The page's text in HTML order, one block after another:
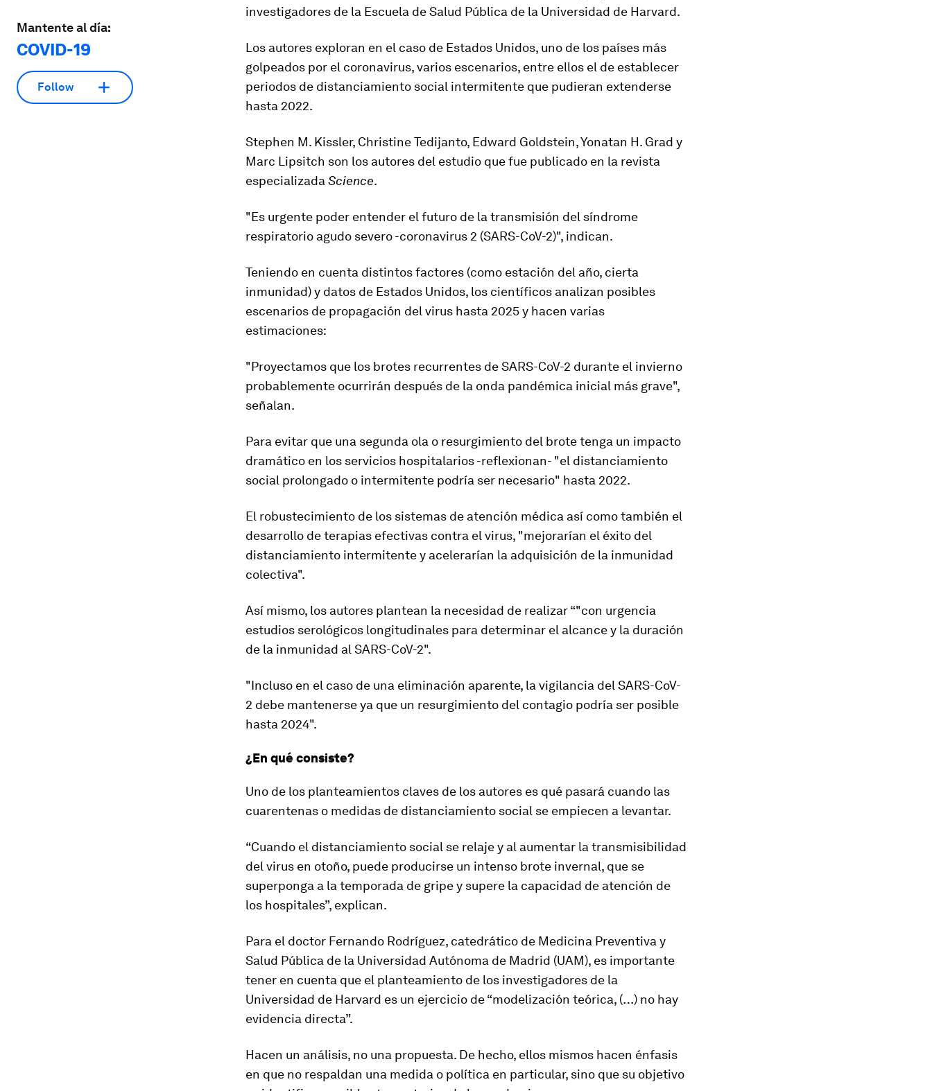
Mantente al día:
COVID-19
Follow
investigadores de la Escuela de Salud Pública de la Universidad de Harvard.
Los autores exploran en el caso de Estados Unidos, uno de los países más
golpeados por el coronavirus, varios escenarios, entre ellos el de establecer
periodos de distanciamiento social intermitente que pudieran extenderse
hasta 2022.
Stephen M. Kissler, Christine Tedijanto, Edward Goldstein, Yonatan H. Grad y
Marc Lipsitch son los autores del estudio que fue publicado en la revista
especializada Science.
"Es urgente poder entender el futuro de la transmisión del síndrome
respiratorio agudo severo -coronavirus 2 (SARS-CoV-2)", indican.
Teniendo en cuenta distintos factores (como estación del año, cierta
inmunidad) y datos de Estados Unidos, los científicos analizan posibles
escenarios de propagación del virus hasta 2025 y hacen varias
estimaciones:
"Proyectamos que los brotes recurrentes de SARS-CoV-2 durante el invierno
probablemente ocurrirán después de la onda pandémica inicial más grave",
señalan.
Para evitar que una segunda ola o resurgimiento del brote tenga un impacto
dramático en los servicios hospitalarios -reflexionan- "el distanciamiento
social prolongado o intermitente podría ser necesario" hasta 2022.
El robustecimiento de los sistemas de atención médica así como también el
desarrollo de terapias efectivas contra el virus, "mejorarían el éxito del
distanciamiento intermitente y acelerarían la adquisición de la inmunidad
colectiva".
Así mismo, los autores plantean la necesidad de realizar “"con urgencia
estudios serológicos longitudinales para determinar el alcance y la duración
de la inmunidad al SARS-CoV-2".
"Incluso en el caso de una eliminación aparente, la vigilancia del SARS-CoV-
2 debe mantenerse ya que un resurgimiento del contagio podría ser posible
hasta 2024".
¿En qué consiste?
Uno de los planteamientos claves de los autores es qué pasará cuando las
cuarentenas o medidas de distanciamiento social se empiecen a levantar.
“Cuando el distanciamiento social se relaje y al aumentar la transmisibilidad
del virus en otoño, puede producirse un intenso brote invernal, que se
superponga a la temporada de gripe y supere la capacidad de atención de
los hospitales”, explican.
Para el doctor Fernando Rodríguez, catedrático de Medicina Preventiva y
Salud Pública de la Universidad Autónoma de Madrid (UAM), es importante
tener en cuenta que el planteamiento de los investigadores de la
Universidad de Harvard es un ejercicio de “modelización teórica, (…) no hay
evidencia directa”.
Hacen un análisis, no una propuesta. De hecho, ellos mismos hacen énfasis
en que no respaldan una medida o política en particular, sino que su objetivo